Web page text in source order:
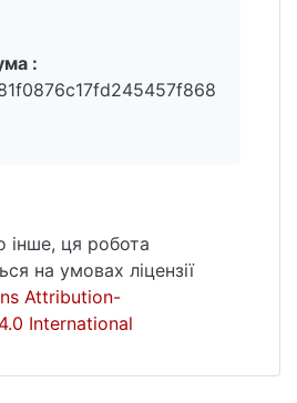
:
інше, ця робота
на умовах ліцензії
Attribution-
International